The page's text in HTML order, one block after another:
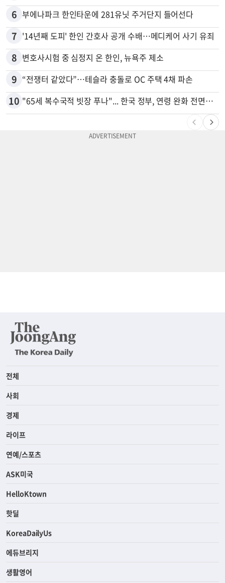
6 부에나파크 한인타운에 281유닛 주거단지 들어선다
7 '14년째 도피' 한인 간호사 공개 수배…메디케어 사기 유죄
8 변호사시험 중 심정지 온 한인, 뉴욕주 제소
9 “전쟁터 같았다”…테슬라 충돌로 OC 주택 4채 파손
10 "65세 복수국적 빗장 푸나"... 한국 정부, 연령 완화 전면 추진
전체
사회
경제
라이프
연예/스포츠
ASK미국
HelloKtown
핫딜
KoreaDailyUs
에듀브리지
생활영어